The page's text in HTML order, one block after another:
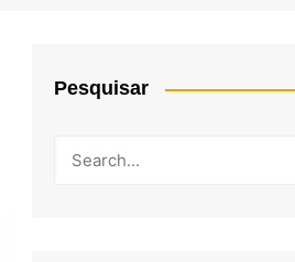
Pesquisar